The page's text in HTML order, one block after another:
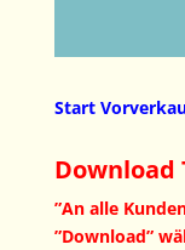
Start
Download
”An alle
”Download”